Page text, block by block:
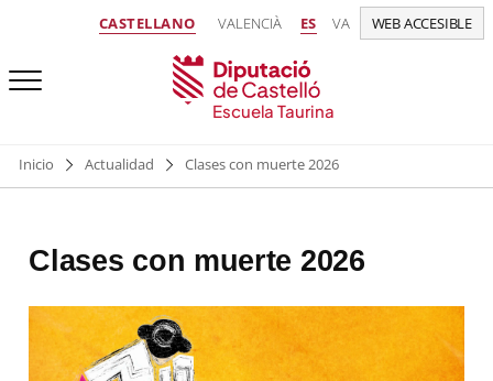
CASTELLANO VALENCIÀ ES VA WEB ACCESIBLE
Escuela Taurina
Inicio Actualidad Clases con muerte 2026
Clases con muerte 2026